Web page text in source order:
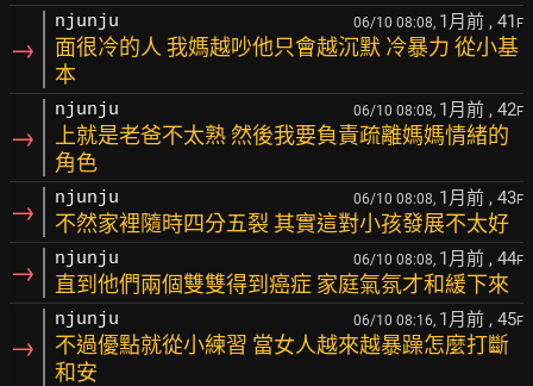
→
njunju 06/10 08:08, 1月前 , 41 F
面很冷的人 我媽越吵他只會越沉默 冷暴力 從小基
本
→
njunju 06/10 08:08, 1月前 , 42F
上就是老爸不太熟 然後我要負責疏離媽媽情緒的
角色
→ njunju 06/10 08:08, 1月前 , 43F
不然家裡隨時四分五裂 其實這對小孩發展不太好
→ njunju 06/10 08:08, 1月前 , 44F
直到他們兩個雙雙得到癌症 家庭氣氛才和緩下來
→
njunju 06/10 08:16, 1月前 , 45F
不過優點就從小練習 當女人越來越暴躁怎麼打斷
和安